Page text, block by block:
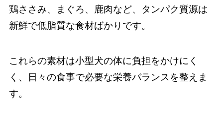
鶏ささみ、まぐろ、鹿肉など、タンパク質源は
新鮮で低脂質な食材ばかりです。
これらの素材は小型犬の体に負担をかけにく
く、日々の食事で必要な栄養バランスを整えま
す。